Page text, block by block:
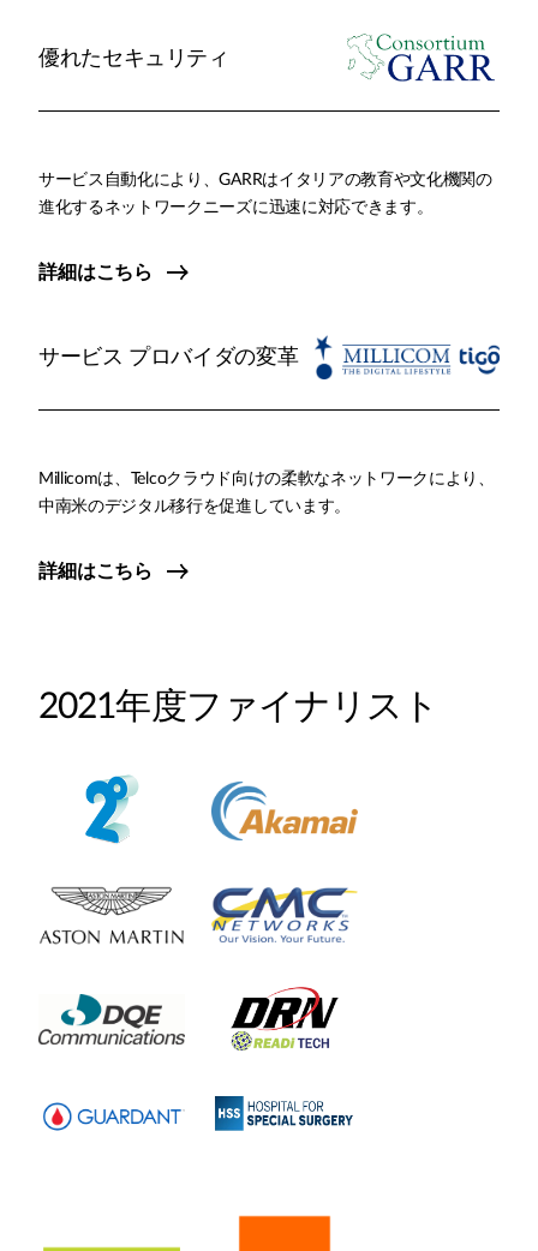
優れたセキュリティ
サービス自動化により、GARRはイタリアの教育や文化機関の
進化するネットワークニーズに迅速に対応できます。
詳細はこちら
サービス プロバイダの変革
Millicomは、Telcoクラウド向けの柔軟なネットワークにより、
中南米のデジタル移行を促進しています。
詳細はこちら
2021年度ファイナリスト